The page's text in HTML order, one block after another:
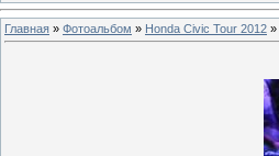
Главная » Фотоальбом » Honda Civic Tour 2012 »